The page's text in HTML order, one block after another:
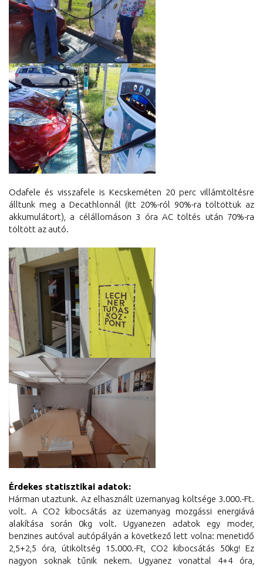
Odafele és visszafele is Kecskeméten 20 perc villámtöltésre
álltunk meg a Decathlonnál (itt 20%-ról 90%-ra töltöttük az
akkumulátort), a célállomáson 3 óra AC töltés után 70%-ra
töltött az autó.
Érdekes statisztikai adatok:
Hárman utaztunk. Az elhasznált üzemanyag költsége 3.000.-Ft.
volt. A CO2 kibocsátás az üzemanyag mozgássi energiává
alakítása során 0kg volt. Ugyanezen adatok egy moder,
benzines autóval autópályán a következő lett volna: menetidő
2,5+2,5 óra, útiköltség 15.000.-Ft, CO2 kibocsátás 50kg! Ez
nagyon soknak tűnik nekem. Ugyanez vonattal 4+4 óra,